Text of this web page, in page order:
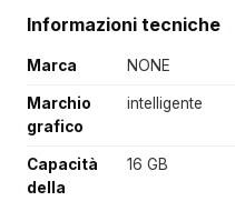
Informazioni tecniche
Marca NONE
Marchio
grafico
intelligente
Capacità
della
16 GB